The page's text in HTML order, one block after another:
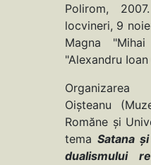
Polirom,
locvineri, 9
Magna "Mihai
"Alexandru
Organizarea
Oişteanu
Romăne şi
temaSatana
dualismului